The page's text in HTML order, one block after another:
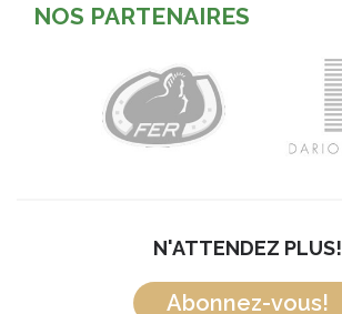
NOS PARTENAIRES
N'ATTENDEZ PLUS!
Abonnez-vous!